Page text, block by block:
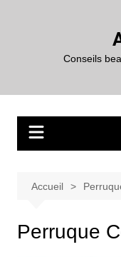
Conseils
Accueil
Perruque